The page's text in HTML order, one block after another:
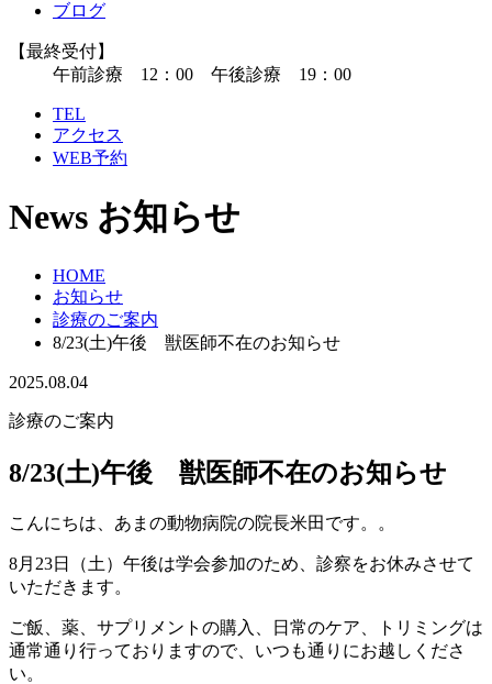
ブログ
【最終受付】
午前診療 12：00 午後診療 19：00
TEL
アクセス
WEB予約
News お知らせ
HOME
お知らせ
診療のご案内
8/23(土)午後 獣医師不在のお知らせ
2025.08.04
診療のご案内
8/23(土)午後 獣医師不在のお知らせ
こんにちは、あまの動物病院の院長米田です。。
8月23日（土）午後は学会参加のため、診察をお休みさせて
いただきます。
ご飯、薬、サプリメントの購入、日常のケア、トリミングは
通常通り行っておりますので、いつも通りにお越しくださ
い。